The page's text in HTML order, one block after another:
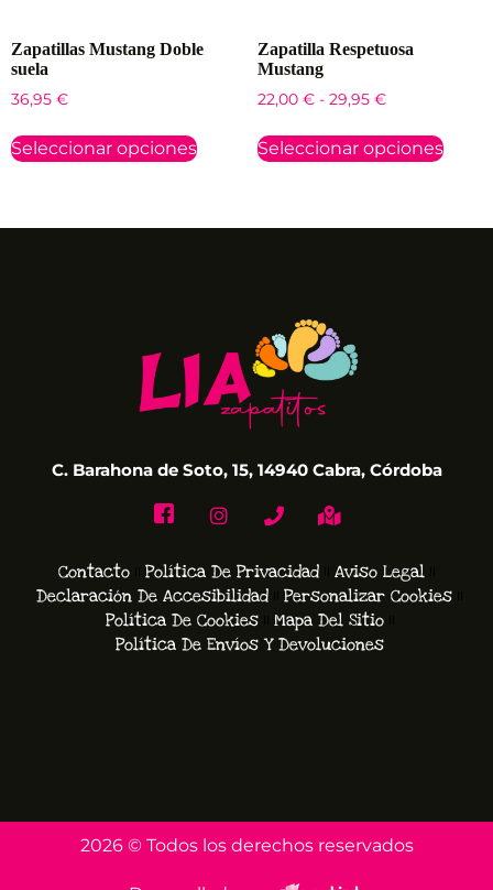
Zapatillas Mustang Doble
suela
36,95 €
Seleccionar opciones
Zapatilla Respetuosa
Mustang
22,00 € - 29,95 €
Seleccionar opciones
C. Barahona de Soto, 15, 14940 Cabra, Córdoba
Contacto Política De Privacidad
Aviso Legal
Declaración De Accesibilidad
Personalizar Cookies
Política De Cookies
Mapa Del Sitio
Política De Envíos Y Devoluciones
2026 © Todos los derechos reservados